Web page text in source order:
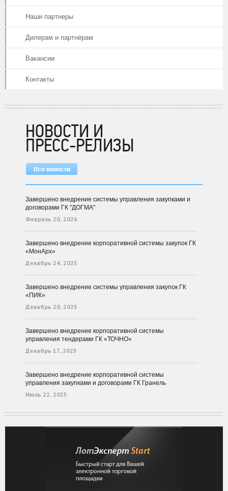
Наши партнеры
Дилерам и партнёрам
Вакансии
Контакты
НОВОСТИ И
ПРЕСС-РЕЛИЗЫ
Завершено внедрение системы управления закупками и
договорами ГК "ДОГМА"
Февраль 20, 2026
Завершено внедрение корпоративной системы закупок ГК
«МонАрх»
Декабрь 24, 2025
Завершено внедрение системы управления закупок ГК
«ПИК»
Декабрь 20, 2025
Завершено внедрение корпоративной системы
управления тендерами ГК «ТОЧНО»
Декабрь 17, 2025
Завершено внедрение корпоративной системы
управления закупками и договорами ГК Гранель
Июль 22, 2025